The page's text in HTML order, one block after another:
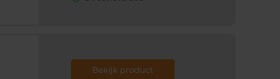
Bekijk product